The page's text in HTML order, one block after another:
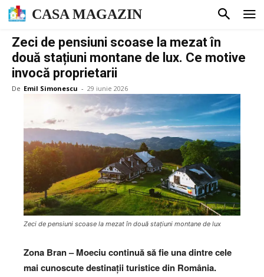
CASA MAGAZIN
Zeci de pensiuni scoase la mezat în
două stațiuni montane de lux. Ce motive
invocă proprietarii
De Emil Simonescu - 29 iunie 2026
Zeci de pensiuni scoase la mezat în două stațiuni montane de lux
Zona Bran – Moeciu continuă să fie una dintre cele
mai cunoscute destinații turistice din România.